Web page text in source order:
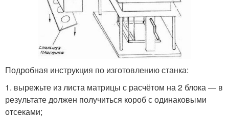
Подробная инструкция по изготовлению станка:
1. вырежьте из листа матрицы с расчётом на 2 блока — в
результате должен получиться короб с одинаковыми
отсеками;